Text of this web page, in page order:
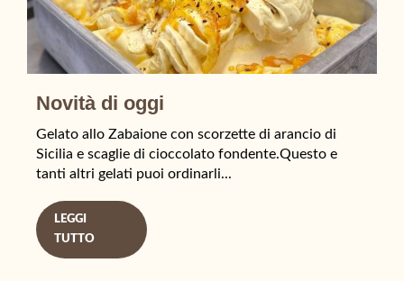
Novità di oggi
Gelato allo Zabaione con scorzette di arancio di
Sicilia e scaglie di cioccolato fondente.Questo e
tanti altri gelati puoi ordinarli...
LEGGI
TUTTO